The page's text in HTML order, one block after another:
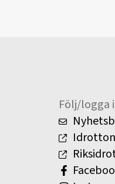
Följ/logga